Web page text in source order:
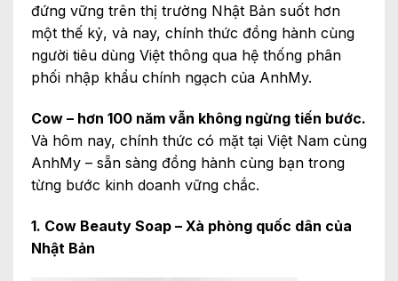
đứng vững trên thị trường Nhật Bản suốt hơn
một thế kỷ, và nay, chính thức đồng hành cùng
người tiêu dùng Việt thông qua hệ thống phân
phối nhập khẩu chính ngạch của AnhMy.
Cow – hơn 100 năm vẫn không ngừng tiến bước.
Và hôm nay, chính thức có mặt tại Việt Nam cùng
AnhMy – sẵn sàng đồng hành cùng bạn trong
từng bước kinh doanh vững chắc.
1. Cow Beauty Soap – Xà phòng quốc dân của
Nhật Bản